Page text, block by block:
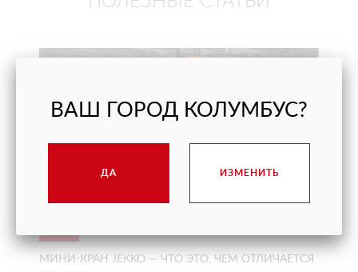
МИНИ-КРАН JEKKO — ЧТО ЭТО, ЧЕМ ОТЛИЧАЕТСЯ
ВАШ ГОРОД КОЛУМБУС?
ДА ИЗМЕНИТЬ